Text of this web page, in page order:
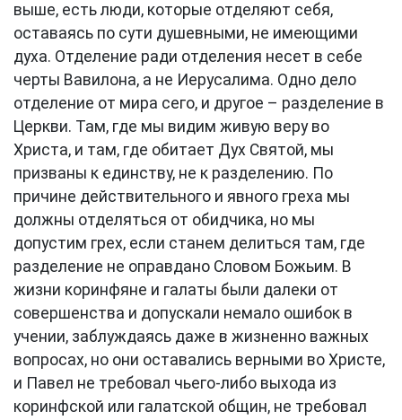
выше, eсть люди, которые отделяют себя,
оставаясь по сути душевными, не имеющими
духа. Отделение ради отделения несет в себе
черты Вавилона, а не Иерусалима. Одно дело
отделение от мира сего, и другое – разделение в
Церкви. Там, где мы видим живую веру во
Христа, и там, где обитает Дух Святой, мы
призваны к единству, не к разделению. По
причине действительного и явного греха мы
должны отделяться от обидчика, но мы
допустим грех, если станем делиться там, где
разделение не оправдано Словом Божьим. В
жизни коринфяне и галаты были далеки от
совершенства и допускали немало ошибок в
учении, заблуждаясь даже в жизненно важных
вопросах, но они оставались верными во Христе,
и Павел не требовал чьего-либо выхода из
коринфской или галатской общин, не требовал